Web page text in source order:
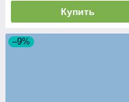
Купить
–9%